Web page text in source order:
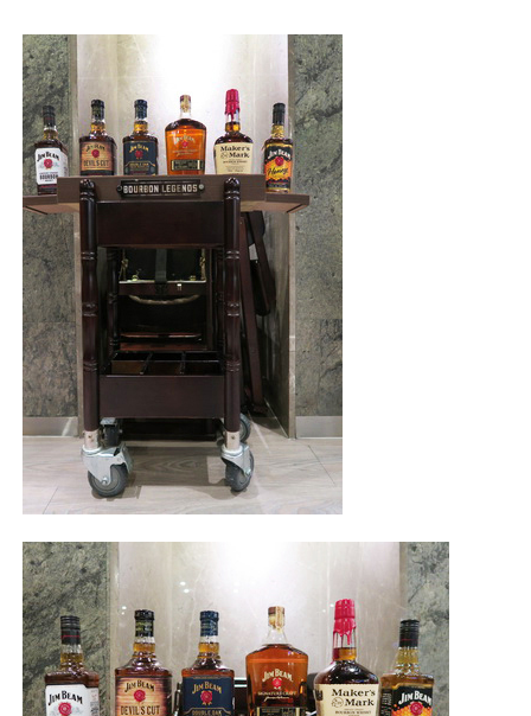
書房集
日記簿
餐桌週記
享樂隨手拍
照相簿
影音區
創意出版服務
歷史區
關於Yilan
個人著作
媒體報導一覽
合作與代言
訂閱電子報